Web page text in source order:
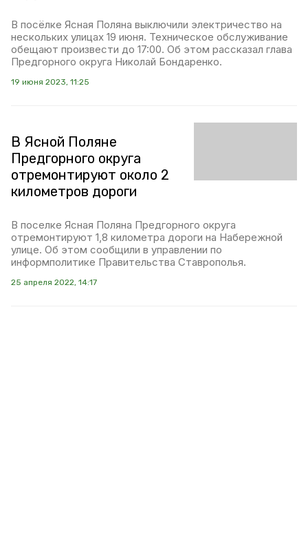
В посёлке Ясная Поляна выключили электричество на
нескольких улицах 19 июня. Техническое обслуживание
обещают произвести до 17:00. Об этом рассказал глава
Предгорного округа Николай Бондаренко.
19 июня 2023, 11:25
В Ясной Поляне
Предгорного округа
отремонтируют около 2
километров дороги
В поселке Ясная Поляна Предгорного округа
отремонтируют 1,8 километра дороги на Набережной
улице. Об этом сообщили в управлении по
информполитике Правительства Ставрополья.
25 апреля 2022, 14:17